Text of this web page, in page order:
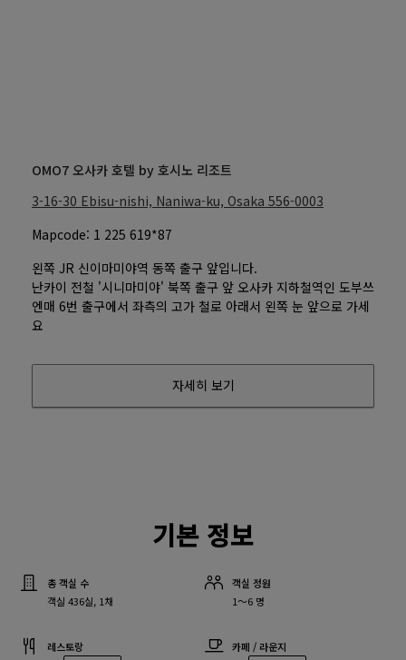
OMO7 오사카 호텔 by 호시노 리조트
3-16-30 Ebisu-nishi, Naniwa-ku, Osaka 556-0003
Mapcode: 1 225 619*87
왼쪽 JR 신이마미야역 동쪽 출구 앞입니다.
난카이 전철 '시니마미야' 북쪽 출구 앞 오사카 지하철역인 도부쓰
엔매 6번 출구에서 좌측의 고가 철로 아래서 왼쪽 눈 앞으로 가세
요
자세히 보기
기본 정보
총 객실 수
객실 436실, 1채
객실 정원
1～6 명
레스토랑
카페 / 라운지